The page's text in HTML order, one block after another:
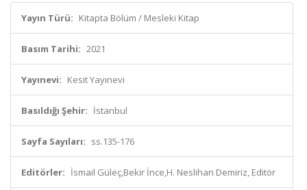
Yayın Türü: Kitapta Bölüm / Mesleki Kitap
Basım Tarihi: 2021
Yayınevi: Kesit Yayınevi
Basıldığı Şehir: İstanbul
Sayfa Sayıları: ss.135-176
Editörler: İsmail Güleç,Bekir İnce,H. Neslihan Demiriz, Editör